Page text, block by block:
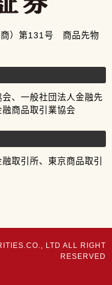
）第131号 商品先物
、一般社団法人金融先
商品取引業協会
取引所、東京商品取引
LTD ALL RIGHT
RESERVED